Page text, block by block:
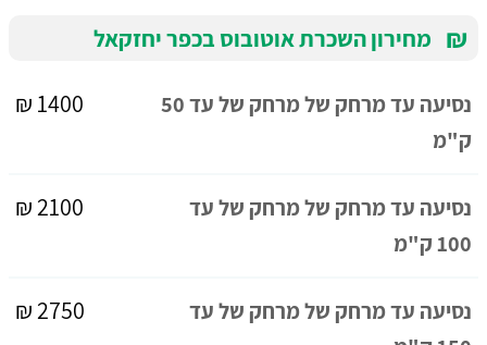
₪ מחירון השכרת אוטובוס בכפר יחזקאל
נסיעה עד מרחק של מרחק של עד 50
ק"מ
1400 ₪
נסיעה עד מרחק של מרחק של עד
100 ק"מ
2100 ₪
נסיעה עד מרחק של מרחק של עד
2750 ₪